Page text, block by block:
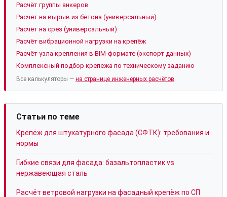
Расчёт группы анкеров
Расчёт на вырыв из бетона (универсальный)
Расчёт на срез (универсальный)
Расчёт вибрационной нагрузки на крепёж
Расчёт узла крепления в BIM-формате (экспорт данных)
Комплексный подбор крепежа по техническому заданию
Все калькуляторы — на странице инженерных расчётов
Статьи по теме
Крепёж для штукатурного фасада (СФТК): требования и
нормы
Гибкие связи для фасада: базальтопластик vs
нержавеющая сталь
Расчёт ветровой нагрузки на фасадный крепёж по СП